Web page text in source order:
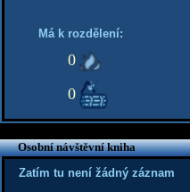
Má k rozdělení:
0
0
Osobní návštěvní kniha
Zatím tu není žádný záznam